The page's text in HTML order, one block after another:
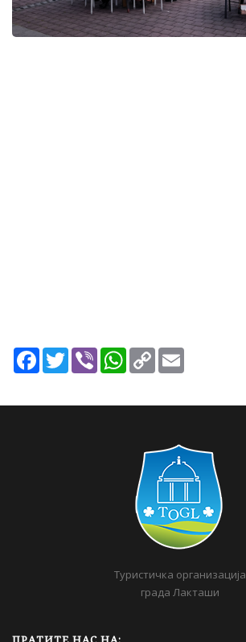
Facebook
TwitterViber WhatsApp
Copy
Link
Туристичка организација
града Лакташи